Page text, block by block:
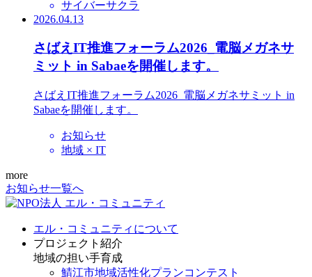
サイバーサクラ
2026.04.13
さばえIT推進フォーラム2026_電脳メガネサ
ミット in Sabaeを開催します。
さばえIT推進フォーラム2026_電脳メガネサミット in
Sabaeを開催します。
お知らせ
地域 × IT
more
お知らせ一覧へ
エル・コミュニティについて
プロジェクト紹介
地域の担い手育成
鯖江市地域活性化プランコンテスト